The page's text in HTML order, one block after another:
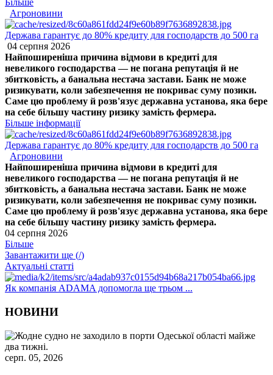
Більше
Агроновини
Держава гарантує до 80% кредиту для господарств до 500 га
04 серпня 2026
Найпоширеніша причина відмови в кредиті для
невеликого господарства — не погана репутація й не
збитковість, а банальна нестача застави. Банк не може
ризикувати, коли забезпечення не покриває суму позики.
Саме цю проблему й розв'язує державна установа, яка бере
на себе більшу частину ризику замість фермера.
Більше інформації
Держава гарантує до 80% кредиту для господарств до 500 га
Агроновини
Найпоширеніша причина відмови в кредиті для
невеликого господарства — не погана репутація й не
збитковість, а банальна нестача застави. Банк не може
ризикувати, коли забезпечення не покриває суму позики.
Саме цю проблему й розв'язує державна установа, яка бере
на себе більшу частину ризику замість фермера.
04 серпня 2026
Більше
Завантажити ще (/)
Актуальні статті
Як компанія ADAMA допомогла ще трьом ...
НОВИНИ
серп. 05, 2026